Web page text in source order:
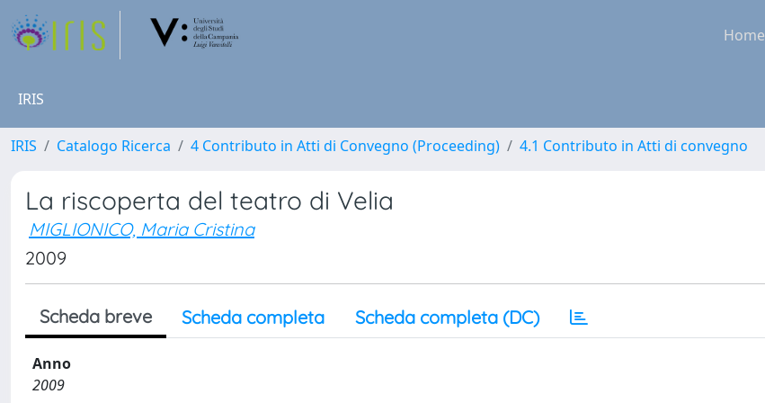
Home
IRIS
IRIS Catalogo Ricerca 4 Contributo in Atti di Convegno (Proceeding) 4.1 Contributo in Atti di convegno
La riscoperta del teatro di Velia
MIGLIONICO, Maria Cristina
2009
Scheda breve Scheda completa Scheda completa (DC)
Anno
2009